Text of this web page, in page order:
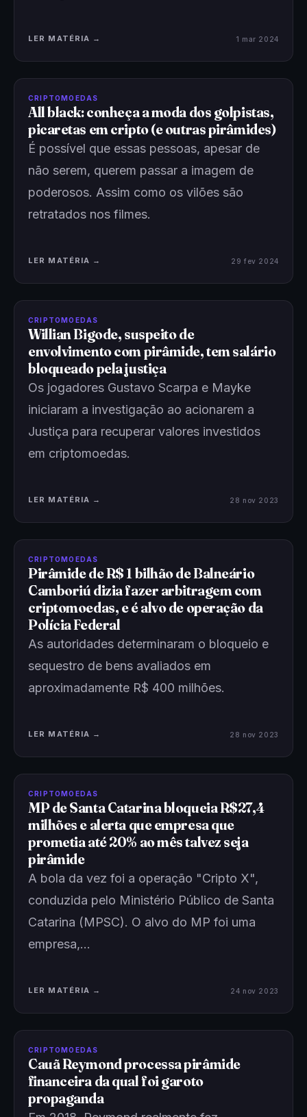
LER MATÉRIA → 1 mar 2024
CRIPTOMOEDAS
All black: conheça a moda dos golpistas,
picaretas em cripto (e outras pirâmides)
É possível que essas pessoas, apesar de
não serem, querem passar a imagem de
poderosos. Assim como os vilões são
retratados nos filmes.
LER MATÉRIA → 29 fev 2024
CRIPTOMOEDAS
Willian Bigode, suspeito de
envolvimento com pirâmide, tem salário
bloqueado pela justiça
Os jogadores Gustavo Scarpa e Mayke
iniciaram a investigação ao acionarem a
Justiça para recuperar valores investidos
em criptomoedas.
LER MATÉRIA → 28 nov 2023
CRIPTOMOEDAS
Pirâmide de R$ 1 bilhão de Balneário
Camboriú dizia fazer arbitragem com
criptomoedas, e é alvo de operação da
Polícia Federal
As autoridades determinaram o bloqueio e
sequestro de bens avaliados em
aproximadamente R$ 400 milhões.
LER MATÉRIA → 28 nov 2023
CRIPTOMOEDAS
MP de Santa Catarina bloqueia R$27,4
milhões e alerta que empresa que
prometia até 20% ao mês talvez seja
pirâmide
A bola da vez foi a operação "Cripto X",
conduzida pelo Ministério Público de Santa
Catarina (MPSC). O alvo do MP foi uma
empresa,…
LER MATÉRIA → 24 nov 2023
CRIPTOMOEDAS
Cauã Reymond processa pirâmide
financeira da qual foi garoto
propaganda